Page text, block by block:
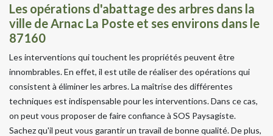
Les opérations d'abattage des arbres dans la
ville de Arnac La Poste et ses environs dans le
87160
Les interventions qui touchent les propriétés peuvent être
innombrables. En effet, il est utile de réaliser des opérations qui
consistent à éliminer les arbres. La maîtrise des différentes
techniques est indispensable pour les interventions. Dans ce cas,
on peut vous proposer de faire confiance à SOS Paysagiste.
Sachez qu'il peut vous garantir un travail de bonne qualité. De plus,